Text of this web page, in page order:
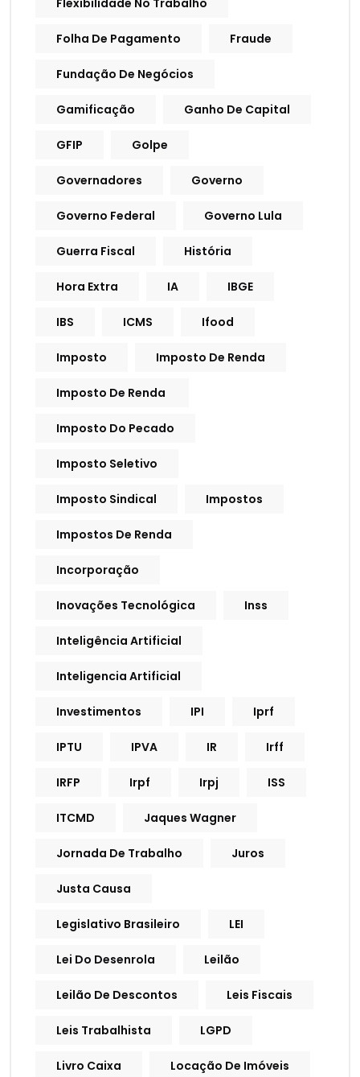
Flexibilidade No Trabalho
Folha De Pagamento Fraude
Fundação De Negócios
Gamificação Ganho De Capital
GFIP Golpe
Governadores Governo
Governo Federal Governo Lula
Guerra Fiscal História
Hora Extra IA IBGE
IBS ICMS Ifood
Imposto Imposto De Renda
Imposto De Renda
Imposto Do Pecado
Imposto Seletivo
Imposto Sindical Impostos
Impostos De Renda
Incorporação
Inovações Tecnológica Inss
Inteligência Artificial
Inteligencia Artificial
Investimentos IPI Iprf
IPTU IPVA IR Irff
IRFP Irpf Irpj ISS
ITCMD Jaques Wagner
Jornada De Trabalho Juros
Justa Causa
Legislativo Brasileiro LEI
Lei Do Desenrola Leilão
Leilão De Descontos Leis Fiscais
Leis Trabalhista LGPD
Livro Caixa Locação De Imóveis